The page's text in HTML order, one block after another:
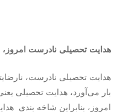
هدایت تحصیلی نادرست
هدایت تحصیلی نادرست،
بار می‌آورد، هدایت تحصیلی
امروز، بنابراین شاخه بندی